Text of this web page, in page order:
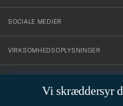
Vi skræddersyr
SOCIALE MEDIER
VIRKSOMHEDSOPLYSNINGER